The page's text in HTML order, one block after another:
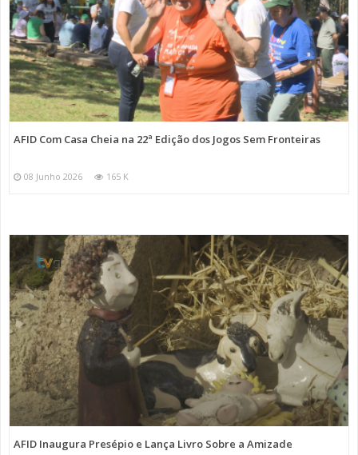
AFID Com Casa Cheia na 22ª Edição dos Jogos Sem Fronteiras
08 Junho 2026 165 K
AFID Inaugura Presépio e Lança Livro Sobre a Amizade